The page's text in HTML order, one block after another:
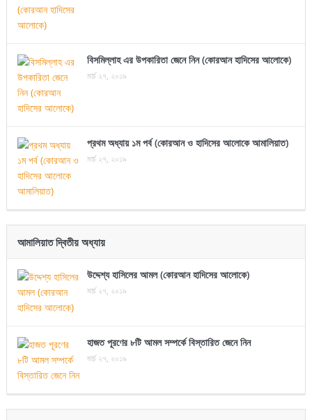
বিসমিল্লাহ এর উপকারিতা জেনে নিন (কোরআন হাদিসের আলোকে)
মার্চ ২৭, ২০১৯
প্রথম অধ্যায় ১ম পর্ব (কোরআন ও হাদিসের আলোকে আমালিয়াত)
মার্চ ২৭, ২০১৯
আমালিয়াত দ্বিতীয় অধ্যায়
উদ্দেশ্য হাসিলের আমল (কোরআন হাদিসের আলোকে)
মার্চ ২৭, ২০১৯
হাজত পূরণের ৮টি আমল সম্পর্কে বিস্তারিত জেনে নিন
মার্চ ২৭, ২০১৯